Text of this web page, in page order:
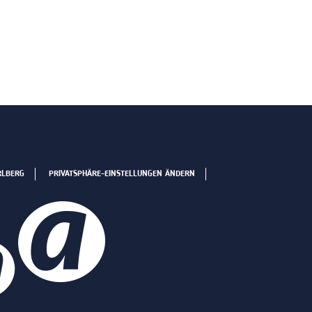
PRIVATSPHÄRE-EINSTELLUNGEN ÄNDERN